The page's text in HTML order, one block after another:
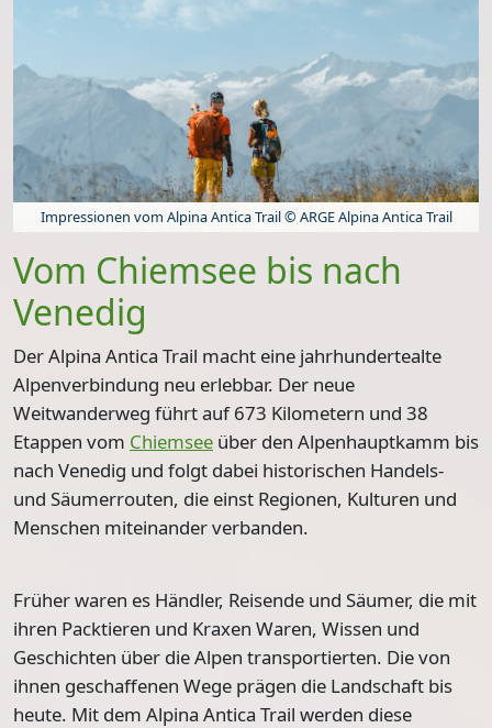
Impressionen vom Alpina Antica Trail © ARGE Alpina Antica Trail
Vom Chiemsee bis nach
Venedig
Der Alpina Antica Trail macht eine jahrhundertealte
Alpenverbindung neu erlebbar. Der neue
Weitwanderweg führt auf673 Kilometern und 38
Etappen vom Chiemsee über den Alpenhauptkamm bis
nach Venedig und folgt dabei historischen Handels-
und Säumerrouten, die einst Regionen, Kulturen und
Menschen miteinander verbanden.
Früher waren es Händler, Reisende und Säumer, die mit
ihren Packtieren und Kraxen Waren, Wissen und
Geschichten über die Alpen transportierten. Die von
ihnen geschaffenen Wege prägen die Landschaft bis
heute. Mit dem Alpina Antica Trail werden diese